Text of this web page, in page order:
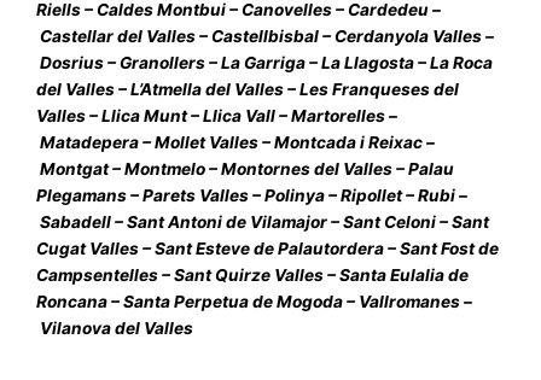
Riells– Caldes Montbui– Canovelles– Cardedeu–
Castellar del Valles– Castellbisbal– Cerdanyola Valles–
Dosrius–Granollers–La Garriga–La Llagosta–La Roca
del Valles–L’Atmella del Valles–Les Franqueses del
Valles–Llica Munt–Llica Vall–Martorelles–
Matadepera–Mollet Valles–Montcada i Reixac–
Montgat–Montmelo–Montornes del Valles–Palau
Plegamans–Parets Valles–Polinya–Ripollet–Rubi–
Sabadell–Sant Antoni de Vilamajor–Sant Celoni–Sant
Cugat Valles–Sant Esteve de Palautordera–Sant Fost de
Campsentelles–Sant Quirze Valles–Santa Eulalia de
Roncana–Santa Perpetua de Mogoda– Vallromanes–
Vilanova del Valles